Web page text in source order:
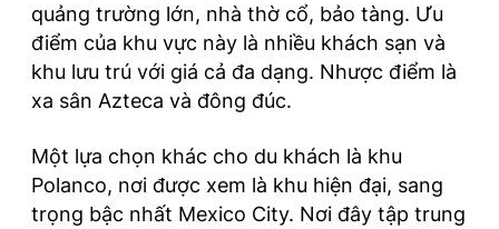
quảng trường lớn, nhà thờ cổ, bảo tàng. Ưu
điểm của khu vực này là nhiều khách sạn và
khu lưu trú với giá cả đa dạng. Nhược điểm là
xa sân Azteca và đông đúc.
Một lựa chọn khác cho du khách là khu
Polanco, nơi được xem là khu hiện đại, sang
trọng bậc nhất Mexico City. Nơi đây tập trung